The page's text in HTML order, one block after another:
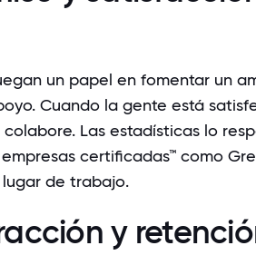
un papel en fomentar un
Cuando la gente está
Las estadísticas lo
certificadas™ como
de trabajo.
y